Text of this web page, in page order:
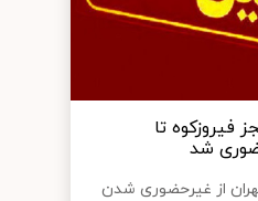
فیروزکوه تا
شد
از غیرحضوری شدن